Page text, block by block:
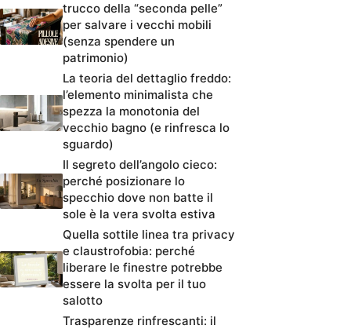
trucco della “seconda pelle”
per salvare i vecchi mobili
(senza spendere un
patrimonio)
La teoria del dettaglio freddo:
l’elemento minimalista che
spezza la monotonia del
vecchio bagno (e rinfresca lo
sguardo)
Il segreto dell’angolo cieco:
perché posizionare lo
specchio dove non batte il
sole è la vera svolta estiva
Quella sottile linea tra privacy
e claustrofobia: perché
liberare le finestre potrebbe
essere la svolta per il tuo
salotto
Trasparenze rinfrescanti: il